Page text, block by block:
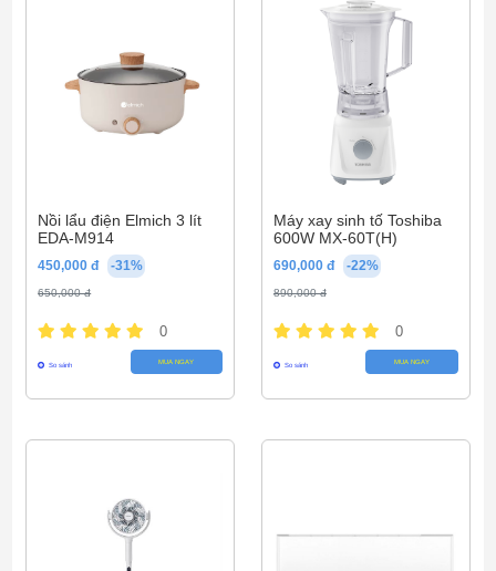
Nồi lẩu điện Elmich 3 lít
EDA-M914
450,000 đ -31%
650,000 đ
0
So sánh MUA NGAY
Máy xay sinh tố Toshiba
600W MX-60T(H)
690,000 đ -22%
890,000 đ
0
So sánh MUA NGAY